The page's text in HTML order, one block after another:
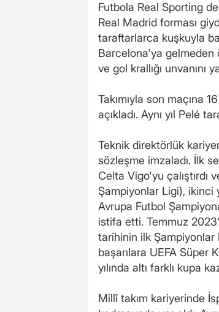
Futbola Real Sporting
Real Madrid forması
taraftarlarca kuşkuyla
Barcelona'ya gelmeden
ve gol krallığı
Takımıyla son maçına
açıkladı. Aynı yıl Pelé
Teknik direktörlük
sözleşme imzaladı. İlk
Celta Vigo'yu çalıştırdı
Şampiyonlar Ligi), ikinci
Avrupa Futbol
istifa etti. Temmuz
tarihinin ilk Şampiyonlar
başarılara UEFA Süper
yılında altı farklı kupa
Millî takım kariyerinde